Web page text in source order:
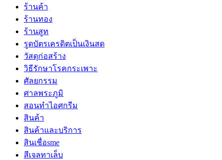
ร้านค้า
ร้านทอง
ร้านสูท
รูดบัตรเครดิตเป็นเงินสด
วัสดุก่อสร้าง
วิธีรักษาโรคกระเพาะ
ศัลยกรรม
ศาลพระภูมิ
สอนทำไอศกรีม
สินค้า
สินค้าและบริการ
สินเชื่อsme
สีเจลทาเล็บ